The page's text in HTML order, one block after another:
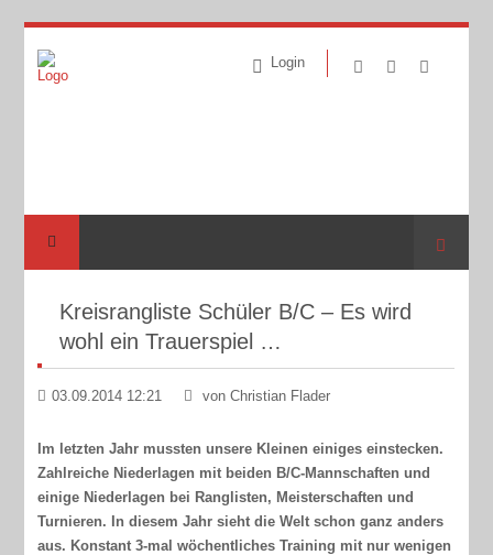
Login
Suche
Kreisrangliste Schüler B/C – Es wird
wohl ein Trauerspiel …
03.09.2014 12:21 von Christian Flader
Im letzten Jahr mussten unsere Kleinen einiges einstecken.
Zahlreiche Niederlagen mit beiden B/C-Mannschaften und
einige Niederlagen bei Ranglisten, Meisterschaften und
Turnieren. In diesem Jahr sieht die Welt schon ganz anders
aus. Konstant 3-mal wöchentliches Training mit nur wenigen